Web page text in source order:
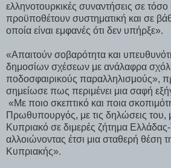
ελληνοτουρκικές συναντήσεις σε
προϋποθέτουν συστηματική και σε
οποία είναι εμφανές ότι δεν υπήρξε».
«Απαιτούν σοβαρότητα και
δημοσίων σχέσεων με ανάλαφρα
ποδοσφαιρικούς παραλληλισμούς»,
σημείωσε πως περιμένει μια σαφή
«Με ποιο σκεπτικό και ποια
Πρωθυπουργός, με τις δηλώσεις του,
Κυπριακό σε διμερές ζήτημα
αλλοιώνοντας έτσι μια σταθερή θέση
Κυπριακής».